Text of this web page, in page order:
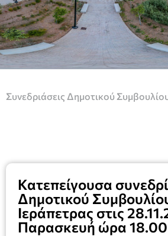
Συνεδριάσεις Δημοτικού
Κατεπείγουσα
Δημοτικού
Ιεράπετρας στις
Παρασκευή ώρα 18.00